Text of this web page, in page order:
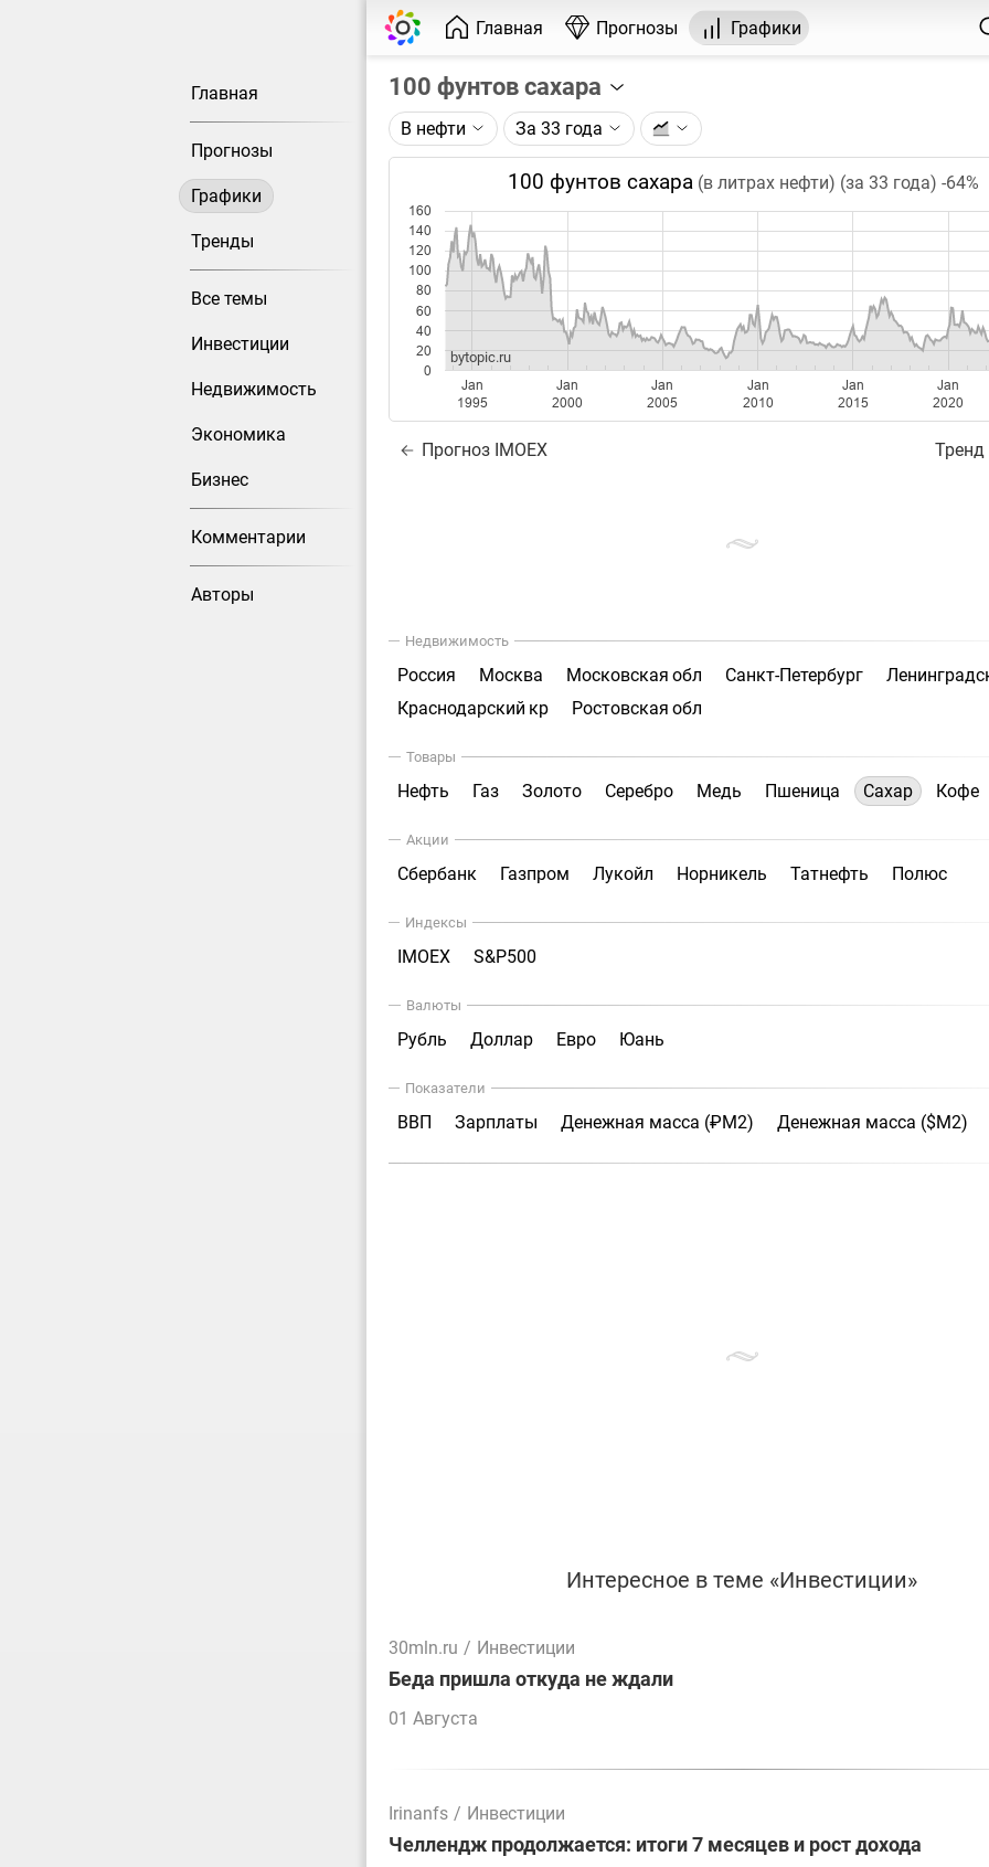
Главная Прогнозы Графики
Главная
Прогнозы
Графики
Тренды
Все темы
Инвестиции
Недвижимость
Экономика
Бизнес
Комментарии
Авторы
100 фунтов сахара
Описание графика:
Цена фьючерса на сахар, торгуемого на ICE.
Каждая точка на графике - цена закрытия дня, недели или месяца.
Оптимальный таймфрейм (день, неделя, месяц) подбирается
при изменении глубины графика.
Данные добавляются ежедневно.
В нефти За 33 года
100 фунтов сахара (в литрах нефти) (за 33 года) -64%
Jan
1995
Jan
2000
Jan
2005
Jan
2010
Jan
2015
Jan
2020
0
20
40
60
80
100
120
140
160
bytopic.ru
Прогноз IMOEX Тренд
Недвижимость
Россия Москва Московская обл Санкт-Петербург
Краснодарский кр
Ростовская обл
Товары
Нефть Газ Золото Серебро Медь Пшеница Сахар Кофе
Акции
Сбербанк Газпром Лукойл Норникель Татнефть Полюс
Индексы
IMOEX S&P500
Валюты
Рубль Доллар Евро Юань
Показатели
ВВП Зарплаты Денежная масса (₽М2) Денежная масса ($М2)
Интересное в теме «Инвестиции»
30mln.ru / Инвестиции
Беда пришла откуда не ждали
01 Августа
Irinanfs / Инвестиции
Челлендж продолжается: итоги 7 месяцев и рост дохода